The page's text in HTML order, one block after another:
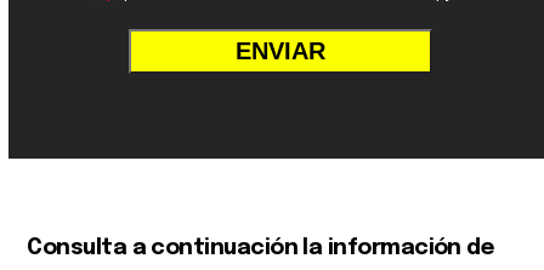
Consulta a continuación la información de